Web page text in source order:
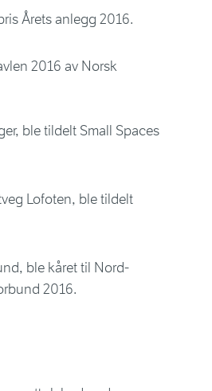
Årets anlegg 2016.
2016 av Norsk
ble tildelt Small Spaces
Lofoten, ble tildelt
ble kåret til Nord-
2016.